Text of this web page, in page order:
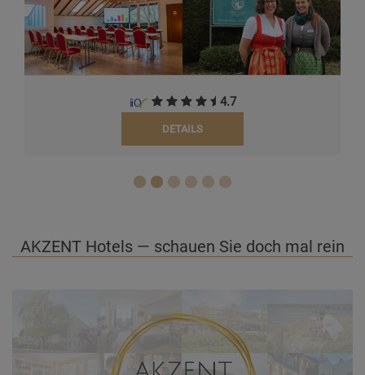
4.7
DETAILS
AKZENT Hotels — schauen Sie doch mal rein